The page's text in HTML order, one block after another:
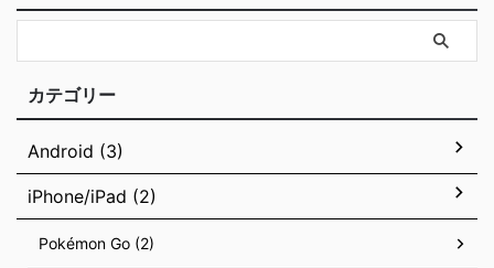
カテゴリー
Android (3)
iPhone/iPad (2)
Pokémon Go (2)